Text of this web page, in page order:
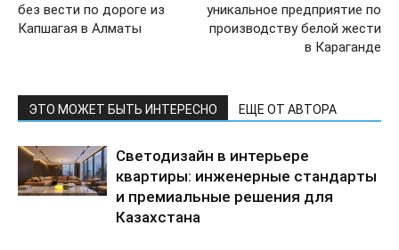
без вести по дороге из
Капшагая в Алматы
уникальное предприятие по
производству белой жести
в Караганде
ЭТО МОЖЕТ БЫТЬ ИНТЕРЕСНО ЕЩЕ ОТ АВТОРА
Светодизайн в интерьере
квартиры: инженерные стандарты
и премиальные решения для
Казахстана